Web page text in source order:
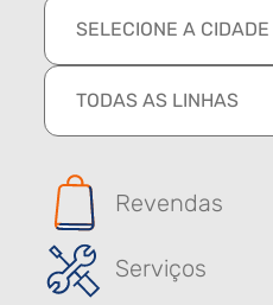
SELECIONE A CIDADE
TODAS AS LINHAS
Revendas
Serviços